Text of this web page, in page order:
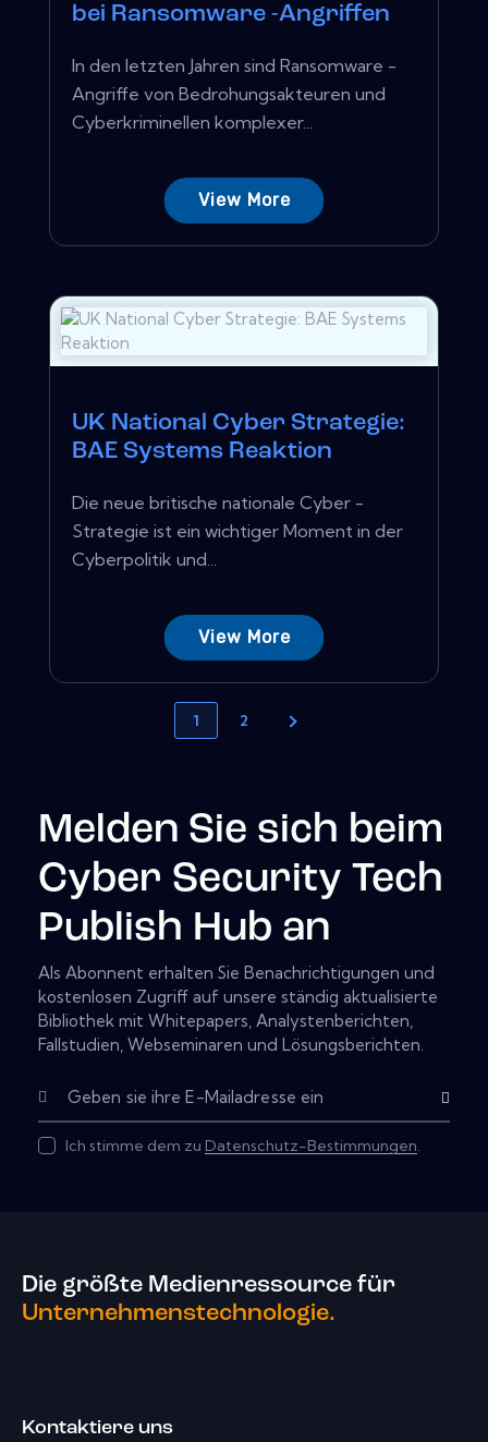
bei Ransomware -Angriffen
In den letzten Jahren sind Ransomware -
Angriffe von Bedrohungsakteuren und
Cyberkriminellen komplexer...
View More
UK National Cyber ​​Strategie:
BAE Systems Reaktion
Die neue britische nationale Cyber ​​-
Strategie ist ein wichtiger Moment in der
Cyberpolitik und...
View More
1 2
Melden Sie sich beim
Cyber Security Tech
Publish Hub an
Als Abonnent erhalten Sie Benachrichtigungen und
kostenlosen Zugriff auf unsere ständig aktualisierte
Bibliothek mit Whitepapers, Analystenberichten,
Fallstudien, Webseminaren und Lösungsberichten.
Ich stimme dem zu Datenschutz-Bestimmungen.
Die größte Medienressource für
Unternehmenstechnologie.
Kontaktiere uns